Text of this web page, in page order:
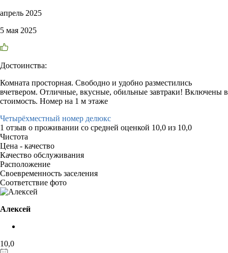
апрель 2025
5 мая 2025
Достоинства:
Комната просторная. Свободно и удобно разместились
вчетвером. Отличные, вкусные, обильные завтраки! Включены в
стоимость. Номер на 1 м этаже
Четырёхместный номер делюкс
1 отзыв о проживании со средней оценкой 10,0 из 10,0
Чистота
Цена - качество
Качество обслуживания
Расположение
Своевременность заселения
Соответствие фото
Алексей
10,0